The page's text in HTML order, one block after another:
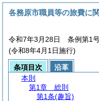
各務原市職員等の旅費に
令和7年3月28日 条例第1
(令和8年4月1日施行)
条項目次
沿革
本則
第1章
総則
第1条(趣旨)